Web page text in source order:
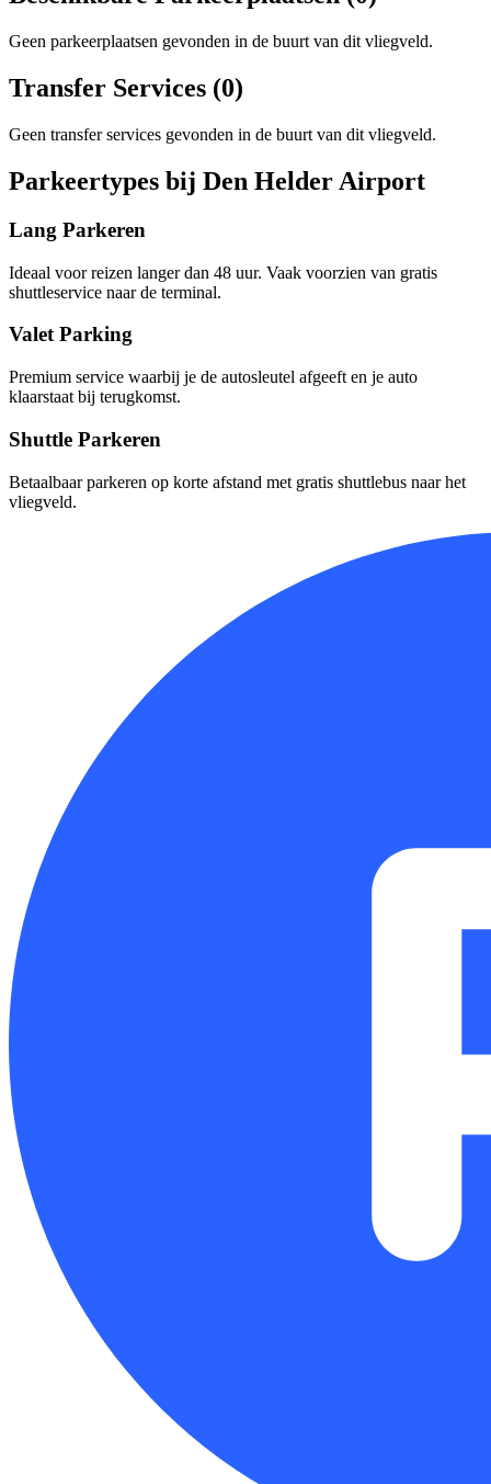
Geen parkeerplaatsen gevonden in de buurt van dit vliegveld.
Transfer Services (0)
Geen transfer services gevonden in de buurt van dit vliegveld.
Parkeertypes bij Den Helder Airport
Lang Parkeren
Ideaal voor reizen langer dan 48 uur. Vaak voorzien van gratis
shuttleservice naar de terminal.
Valet Parking
Premium service waarbij je de autosleutel afgeeft en je auto
klaarstaat bij terugkomst.
Shuttle Parkeren
Betaalbaar parkeren op korte afstand met gratis shuttlebus naar het
vliegveld.